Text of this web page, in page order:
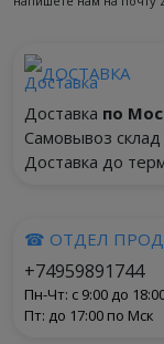
ДОСТАВКА
Доставка по
Самовывоз склад
Доставка до
☎ ОТДЕЛ
+74959891744
Пн-Чт: с 9:00 до
Пт: до 17:00 по Мск